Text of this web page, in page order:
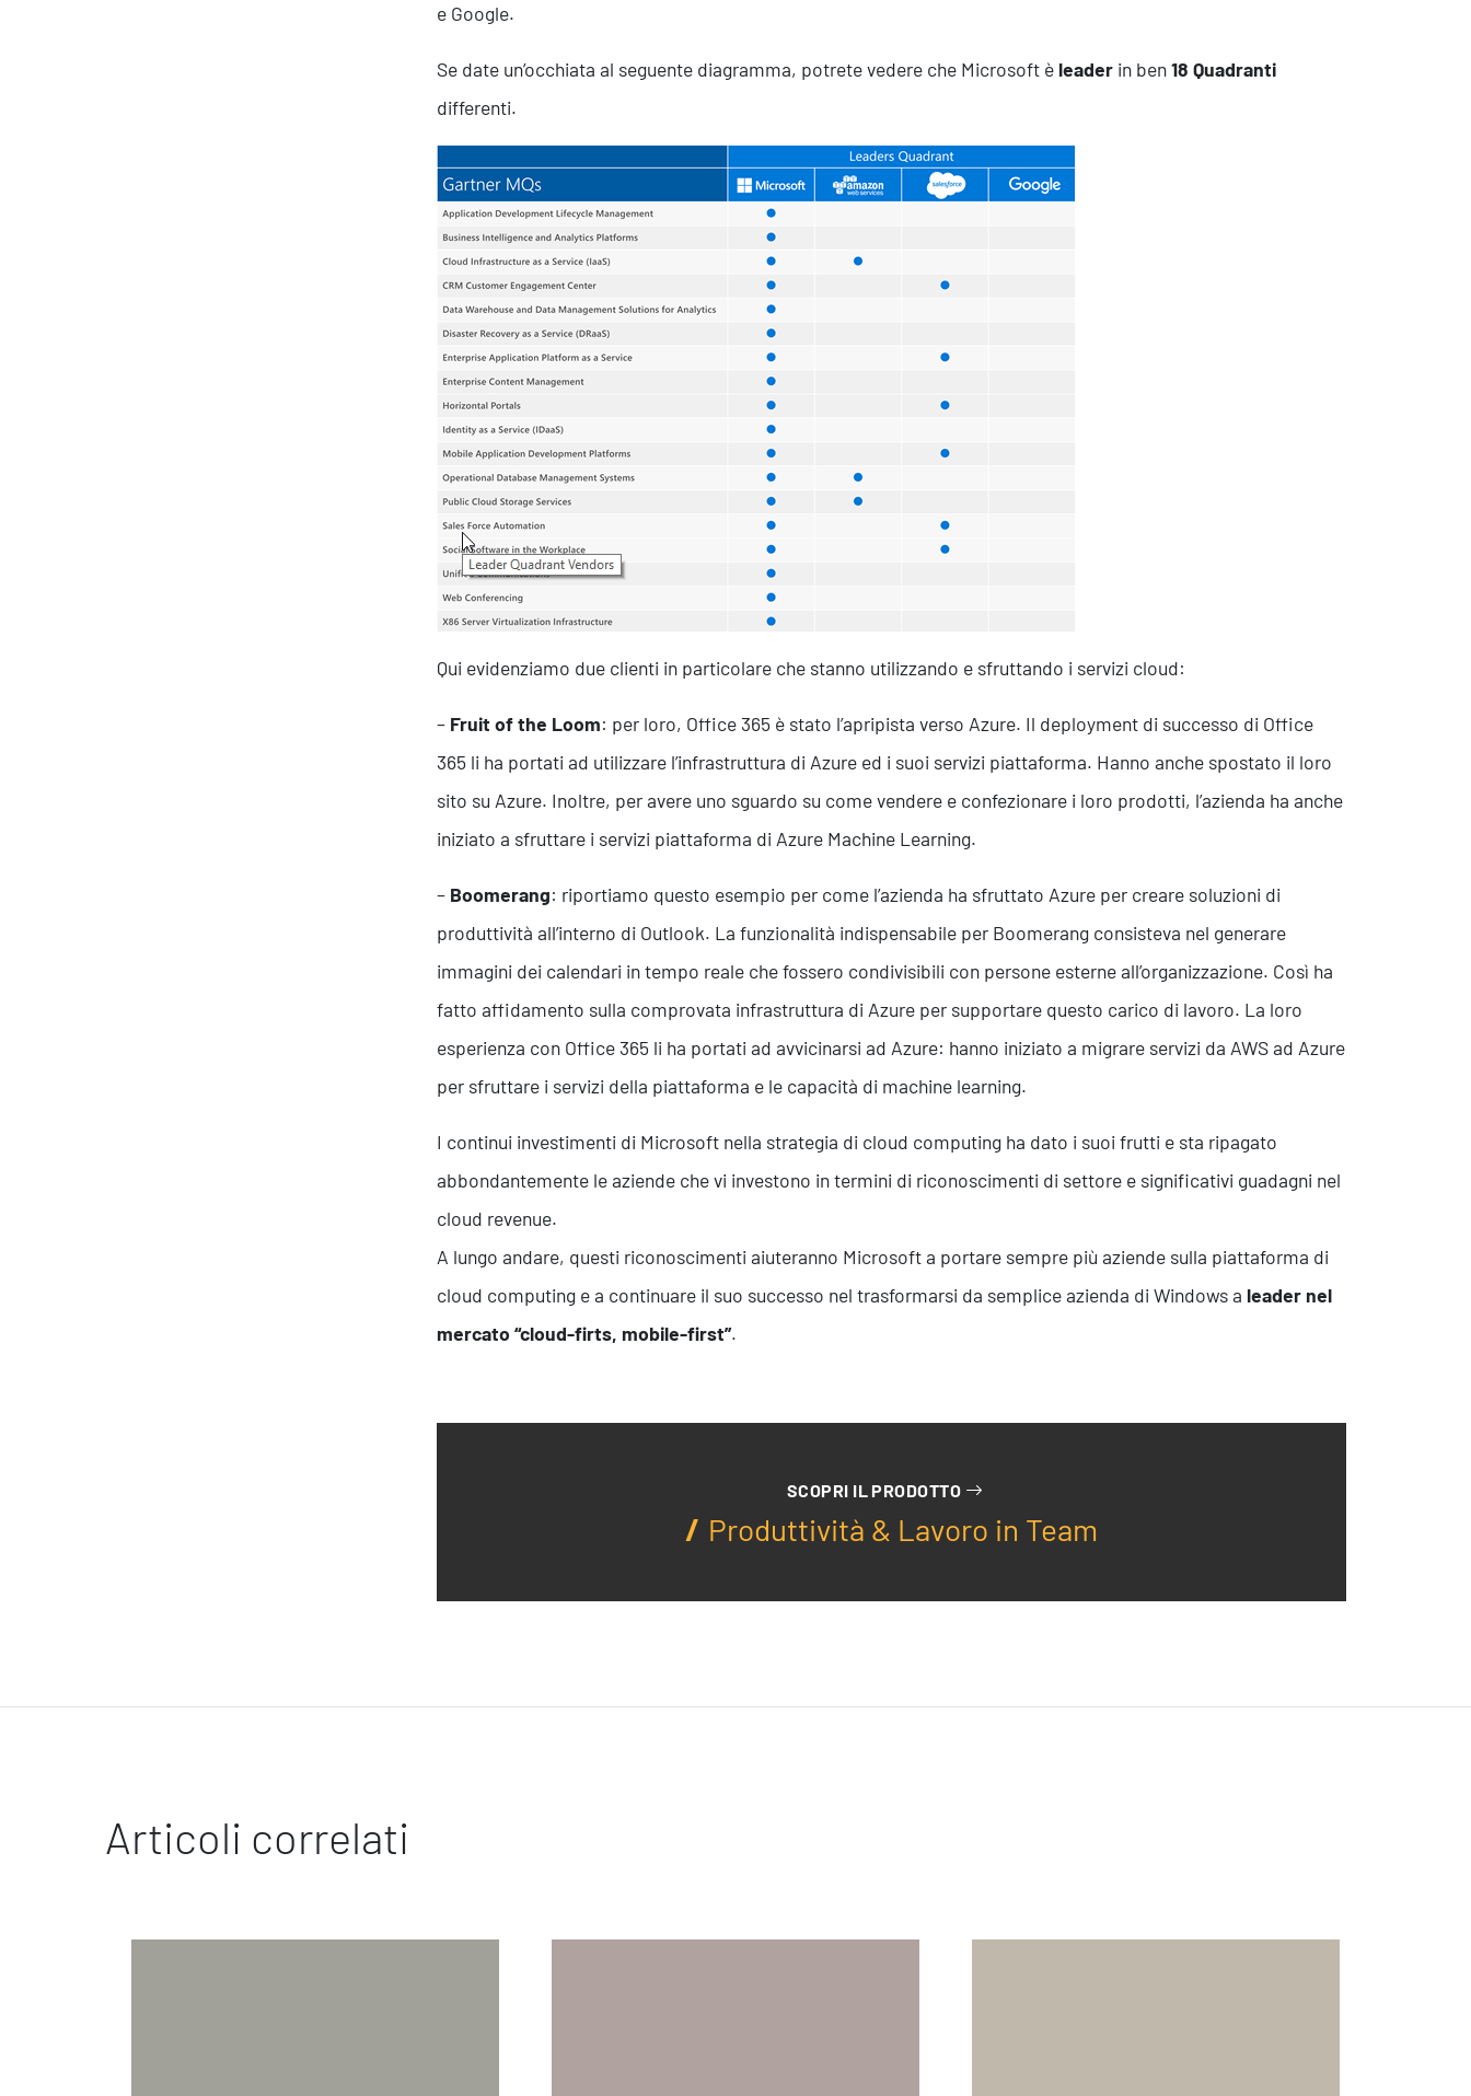
About Resolve Servizi
Formazione Contatti
e Google.
Se date un’occhiata al seguente diagramma, potrete vedere che Microsoft è leader in ben18 Quadranti
differenti.
Qui evidenziamo due clienti in particolare che stanno utilizzando e sfruttando i servizi cloud:
– Fruit of the Loom: per loro, Office 365 è stato l’apripista verso Azure. Il deployment di successo di Office
365 li ha portati ad utilizzare l’infrastruttura di Azure ed i suoi servizi piattaforma. Hanno anche spostato il loro
sito su Azure. Inoltre, per avere uno sguardo su come vendere e confezionare i loro prodotti, l’azienda ha anche
iniziato a sfruttare i servizi piattaforma di Azure Machine Learning.
– Boomerang: riportiamo questo esempio per come l’azienda ha sfruttato Azure per creare soluzioni di
produttività all’interno di Outlook. La funzionalità indispensabile per Boomerang consisteva nel generare
immagini dei calendari in tempo reale che fossero condivisibili con persone esterne all’organizzazione. Così ha
fatto affidamento sulla comprovata infrastruttura di Azure per supportare questo carico di lavoro. La loro
esperienza con Office 365 li ha portati ad avvicinarsi ad Azure: hanno iniziato a migrare servizi da AWS ad Azure
per sfruttare i servizi della piattaforma e le capacità di machine learning.
I continui investimenti di Microsoft nella strategia di cloud computing ha dato i suoi frutti e sta ripagato
abbondantemente le aziende che vi investono in termini di riconoscimenti di settore e significativi guadagni nel
cloud revenue.
A lungo andare, questi riconoscimenti aiuteranno Microsoft a portare sempre più aziende sulla piattaforma di
cloud computing e a continuare il suo successo nel trasformarsi da semplice azienda di Windows a leader nel
mercato “cloud-firts, mobile-first”.
SCOPRI IL PRODOTTO
Produttività & Lavoro in Team
Articoli correlati